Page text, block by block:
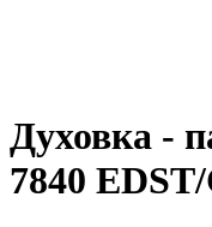
Духовка -
7840